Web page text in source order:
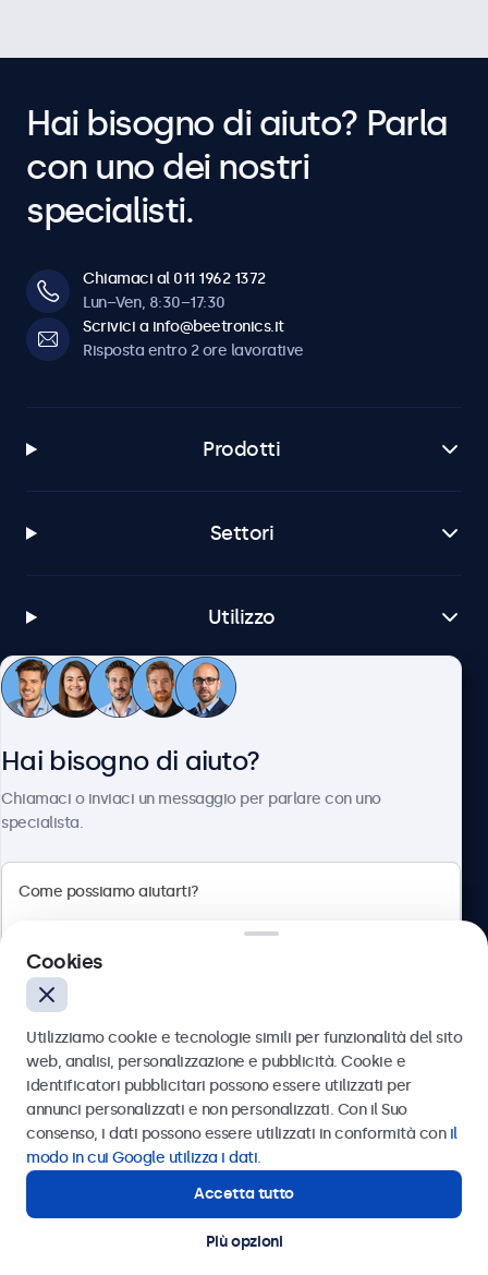
Hai bisogno di aiuto? Parla
con uno dei nostri
specialisti.
Chiamaci al 011 1962 1372
Lun–Ven, 8:30–17:30
Scrivici a info@beetronics.it
Risposta entro 2 ore lavorative
Prodotti
Settori
Utilizzo
Servizio Clienti
Italiano
© 2026 Beetronics
Hai bisogno di aiuto?
Chiamaci o inviaci un messaggio per parlare con uno
specialista.
Inviare
Oppure chiamaci al
Contatta i nostri esperti
Cookies
Utilizziamo cookie e tecnologie simili per funzionalità del sito
web, analisi, personalizzazione e pubblicità. Cookie e
identificatori pubblicitari possono essere utilizzati per
annunci personalizzati e non personalizzati. Con il Suo
consenso, i dati possono essere utilizzati in conformità con il
modo in cui Google utilizza i dati.
Accetta tutto
Più opzioni